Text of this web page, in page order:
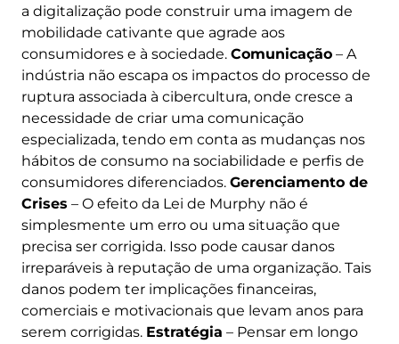
a digitalização pode construir uma imagem de
mobilidade cativante que agrade aos
consumidores e à sociedade. Comunicação – A
indústria não escapa os impactos do processo de
ruptura associada à cibercultura, onde cresce a
necessidade de criar uma comunicação
especializada, tendo em conta as mudanças nos
hábitos de consumo na sociabilidade e perfis de
consumidores diferenciados. Gerenciamento de
Crises – O efeito da Lei de Murphy não é
simplesmente um erro ou uma situação que
precisa ser corrigida. Isso pode causar danos
irreparáveis ​​à reputação de uma organização. Tais
danos podem ter implicações financeiras,
comerciais e motivacionais que levam anos para
serem corrigidas. Estratégia – Pensar em longo